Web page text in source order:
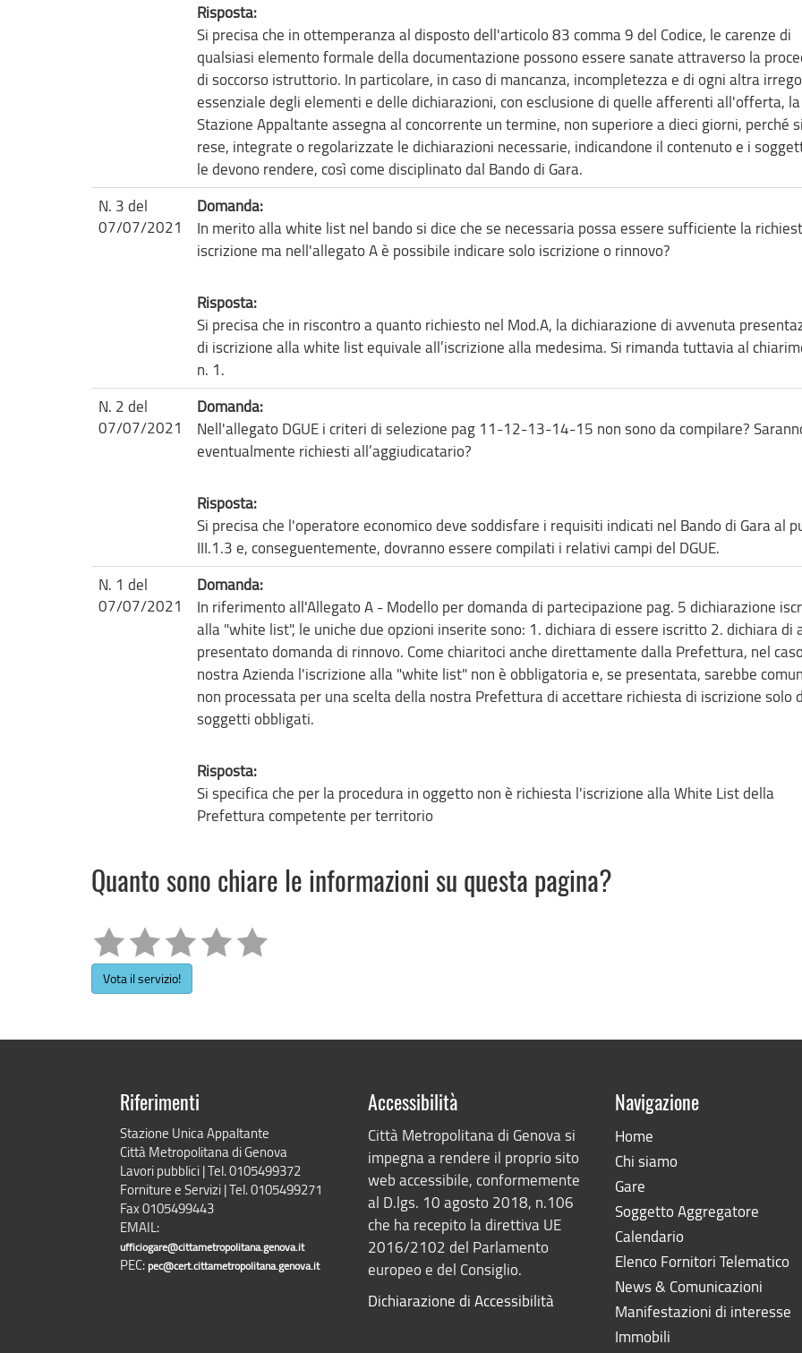
Risposta:
Si precisa che in ottemperanza al disposto dell'articolo 83 comma 9 del Codice, le carenze di
qualsiasi elemento formale della documentazione possono essere sanate attraverso la
di soccorso istruttorio. In particolare, in caso di mancanza, incompletezza e di ogni altra
essenziale degli elementi e delle dichiarazioni, con esclusione di quelle afferenti all'offerta, la
Stazione Appaltante assegna al concorrente un termine, non superiore a dieci giorni, perché
rese, integrate o regolarizzate le dichiarazioni necessarie, indicandone il contenuto e i
le devono rendere, così come disciplinato dal Bando di Gara.
N. 3 del
07/07/2021
Domanda:
In merito alla white list nel bando si dice che se necessaria possa essere sufficiente la
iscrizione ma nell'allegato A è possibile indicare solo iscrizione o rinnovo?
Risposta:
Si precisa che in riscontro a quanto richiesto nel Mod.A, la dichiarazione di avvenuta
di iscrizione alla white list equivale all’iscrizione alla medesima. Si rimanda tuttavia al
n. 1.
N. 2 del
07/07/2021
Domanda:
Nell'allegato DGUE i criteri di selezione pag 11-12-13-14-15 non sono da compilare?
eventualmente richiesti all’aggiudicatario?
Risposta:
Si precisa che l'operatore economico deve soddisfare i requisiti indicati nel Bando di Gara al
III.1.3 e, conseguentemente, dovranno essere compilati i relativi campi del DGUE.
N. 1 del
07/07/2021
Domanda:
In riferimento all'Allegato A - Modello per domanda di partecipazione pag. 5 dichiarazione
alla "white list", le uniche due opzioni inserite sono: 1. dichiara di essere iscritto 2. dichiara di
presentato domanda di rinnovo. Come chiaritoci anche direttamente dalla Prefettura, nel
nostra Azienda l'iscrizione alla "white list" non è obbligatoria e, se presentata, sarebbe
non processata per una scelta della nostra Prefettura di accettare richiesta di iscrizione solo
soggetti obbligati.
Risposta:
Si specifica che per la procedura in oggetto non è richiesta l'iscrizione alla White List della
Prefettura competente per territorio
Quanto sono chiare le informazioni su questa pagina?
Vota il servizio!
Riferimenti
Stazione Unica Appaltante
Città Metropolitana di Genova
Lavori pubblici | Tel. 0105499372
Forniture e Servizi | Tel. 0105499271
Fax 0105499443
EMAIL:
ufficiogare@cittametropolitana.genova.it
PEC:pec@cert.cittametropolitana.genova.it
Accessibilità
Città Metropolitana di Genova si
impegna a rendere il proprio sito
web accessibile, conformemente
al D.lgs. 10 agosto 2018, n.106
che ha recepito la direttiva UE
2016/2102 del Parlamento
europeo e del Consiglio.
Dichiarazione di Accessibilità
Navigazione
Home
Chi siamo
Gare
Soggetto Aggregatore
Calendario
Elenco Fornitori Telematico
News & Comunicazioni
Manifestazioni di interesse
Immobili